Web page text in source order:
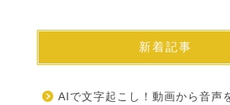
新着記事
AIで文字起こし！動画から音声